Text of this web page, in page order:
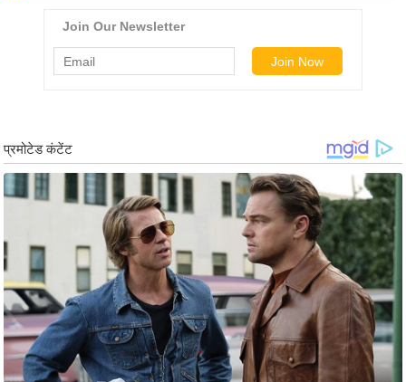
बॉ
ली
वु
हॉ
ली
वु
ड
फि
ल्म